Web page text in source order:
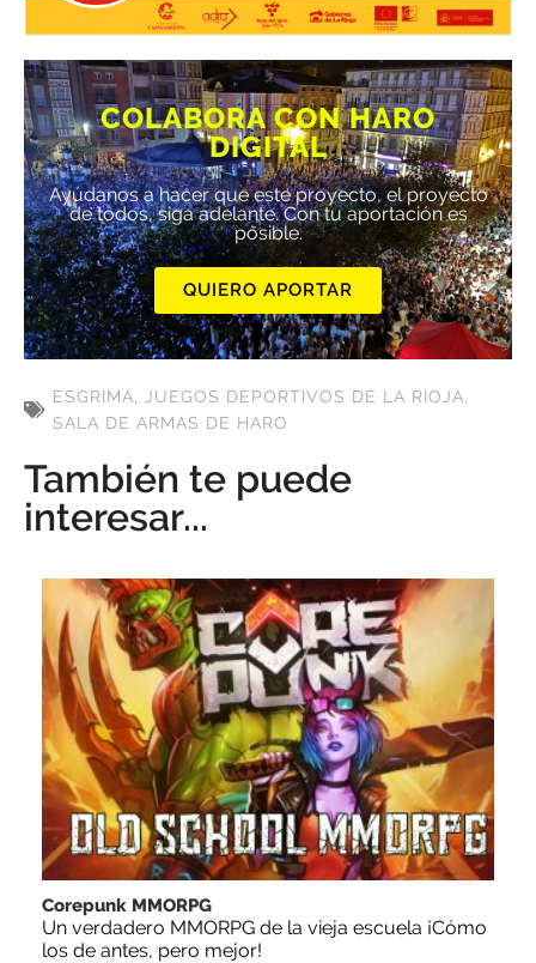
COLABORA CON HARO
DIGITAL
Ayúdanos a hacer que este proyecto, el proyecto
de todos, siga adelante. Con tu aportación es
posible.
QUIERO APORTAR
ESGRIMA, JUEGOS DEPORTIVOS DE LA RIOJA,
SALA DE ARMAS DE HARO
También te puede
interesar...
Corepunk MMORPG
Un verdadero MMORPG de la vieja escuela ¡Cómo
los de antes, pero mejor!